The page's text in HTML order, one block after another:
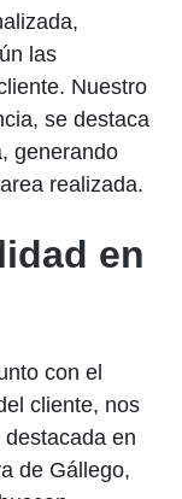
las
Nuestro
se destaca
generando
realizada.
en
con el
cliente, nos
en
de Gállego,